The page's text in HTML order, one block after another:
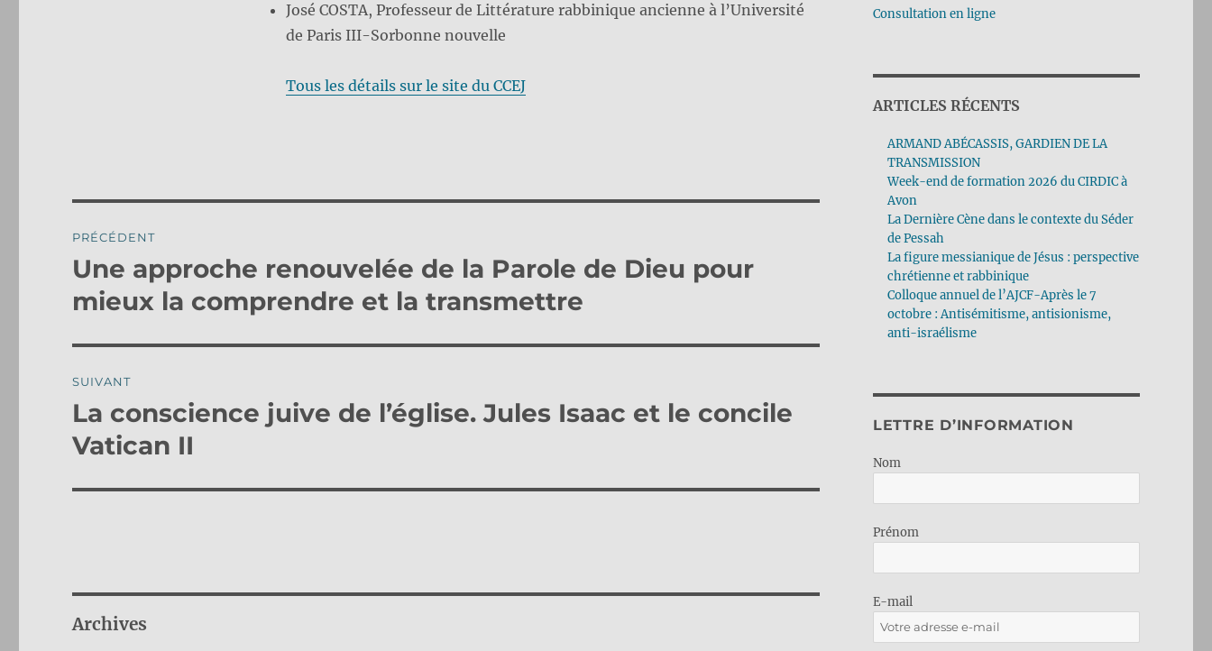
José COSTA, Professeur de Littérature rabbinique ancienne à l’Université
de Paris III-Sorbonne nouvelle
Tous les détails sur le site du CCEJ
de
l’article
PRÉCÉDENT
Publication
précédente :
Une approche renouvelée de la Parole de Dieu pour
mieux la comprendre et la transmettre
SUIVANT
Publication
suivante :
La conscience juive de l’église. Jules Isaac et le concile
Vatican II
Archives
Consultation en ligne
ARTICLES RÉCENTS
ARMAND ABÉCASSIS, GARDIEN DE LA
TRANSMISSION
Week-end de formation 2026 du CIRDIC à
Avon
La Dernière Cène dans le contexte du Séder
de Pessah
La figure messianique de Jésus : perspective
chrétienne et rabbinique
Colloque annuel de l’AJCF-Après le 7
octobre : Antisémitisme, antisionisme,
anti-israélisme
LETTRE D’INFORMATION
Nom
Prénom
E-mail